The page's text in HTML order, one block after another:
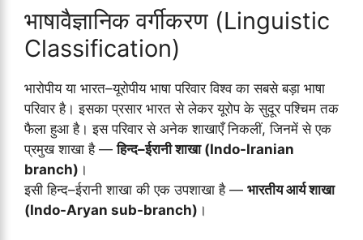
भाषावैज्ञानिक वर्गीकरण (Linguistic
Classification)
भारोपीय या भारत–यूरोपीय भाषा परिवार विश्व का सबसे बड़ा भाषा
परिवार है। इसका प्रसार भारत से लेकर यूरोप के सुदूर पश्चिम तक
फैला हुआ है। इस परिवार से अनेक शाखाएँ निकलीं, जिनमें से एक
प्रमुख शाखा है —हिन्द–ईरानी शाखा (Indo-Iranian
branch) ।
इसी हिन्द–ईरानी शाखा की एक उपशाखा है — भारतीय आर्य शाखा
(Indo-Aryan sub-branch) ।